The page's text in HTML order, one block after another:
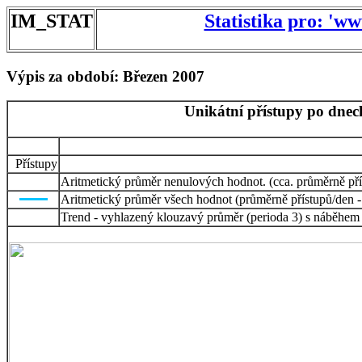
IM_STAT Statistika pro:
Výpis za období: Březen 2007
Unikátní přístupy po
Přístupy
Aritmetický průměr nenulových hodnot. (cca. průměrně
Aritmetický průměr všech hodnot (průměrně přístupů/den
Trend - vyhlazený klouzavý průměr (perioda 3) s náběhem